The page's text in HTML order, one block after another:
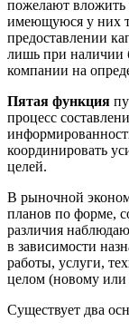
пожелают вложить
имеющуюся у них
предоставлении
лишь при наличии
компании на
Пятая функция
процесс
координировать
целей.
В рыночной
планов по форме,
различия
в зависимости
работы, услуги,
целом (новому
Существует два